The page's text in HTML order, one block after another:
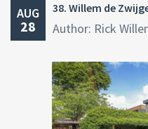
AUG
28
38. Willem de
Author: Rick